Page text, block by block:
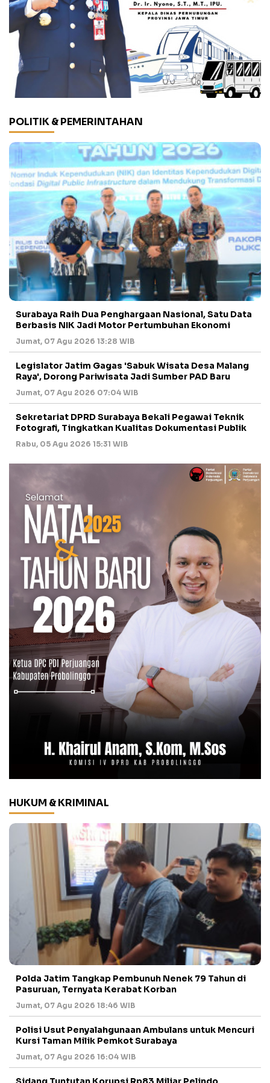
POLITIK & PEMERINTAHAN
Surabaya Raih Dua Penghargaan Nasional, Satu Data
Berbasis NIK Jadi Motor Pertumbuhan Ekonomi
Jumat, 07 Agu 2026 13:28 WIB
Legislator Jatim Gagas 'Sabuk Wisata Desa Malang
Raya', Dorong Pariwisata Jadi Sumber PAD Baru
Jumat, 07 Agu 2026 07:04 WIB
Sekretariat DPRD Surabaya Bekali Pegawai Teknik
Fotografi, Tingkatkan Kualitas Dokumentasi Publik
Rabu, 05 Agu 2026 15:31 WIB
HUKUM & KRIMINAL
Polda Jatim Tangkap Pembunuh Nenek 79 Tahun di
Pasuruan, Ternyata Kerabat Korban
Jumat, 07 Agu 2026 18:46 WIB
Polisi Usut Penyalahgunaan Ambulans untuk Mencuri
Kursi Taman Milik Pemkot Surabaya
Jumat, 07 Agu 2026 16:04 WIB